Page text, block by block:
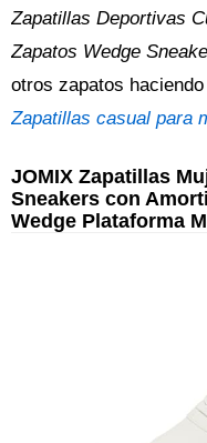
Zapatillas Deportivas
Zapatos Wedge
otros zapatos
Zapatillas casual para
JOMIX Zapatillas
Sneakers con
Wedge Plataforma